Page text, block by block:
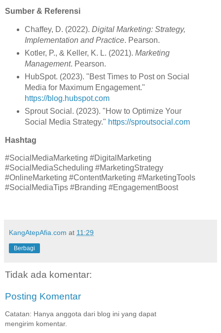
Sumber & Referensi
Chaffey, D. (2022). Digital Marketing: Strategy,
Implementation and Practice. Pearson.
Kotler, P., & Keller, K. L. (2021). Marketing
Management. Pearson.
HubSpot. (2023). "Best Times to Post on Social
Media for Maximum Engagement."
https://blog.hubspot.com
Sprout Social. (2023). "How to Optimize Your
Social Media Strategy." https://sproutsocial.com
Hashtag
#SocialMediaMarketing #DigitalMarketing
#SocialMediaScheduling #MarketingStrategy
#OnlineMarketing #ContentMarketing #MarketingTools
#SocialMediaTips #Branding #EngagementBoost
KangAtepAfia.com at 11:29
Berbagi
Tidak ada komentar:
Posting Komentar
Catatan: Hanya anggota dari blog ini yang dapat
mengirim komentar.